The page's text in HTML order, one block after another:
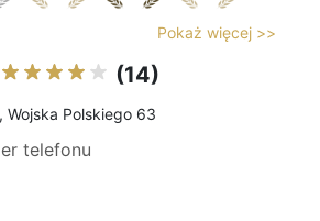
Pokaż więcej >>
(14)
Wojska Polskiego 63
telefonu